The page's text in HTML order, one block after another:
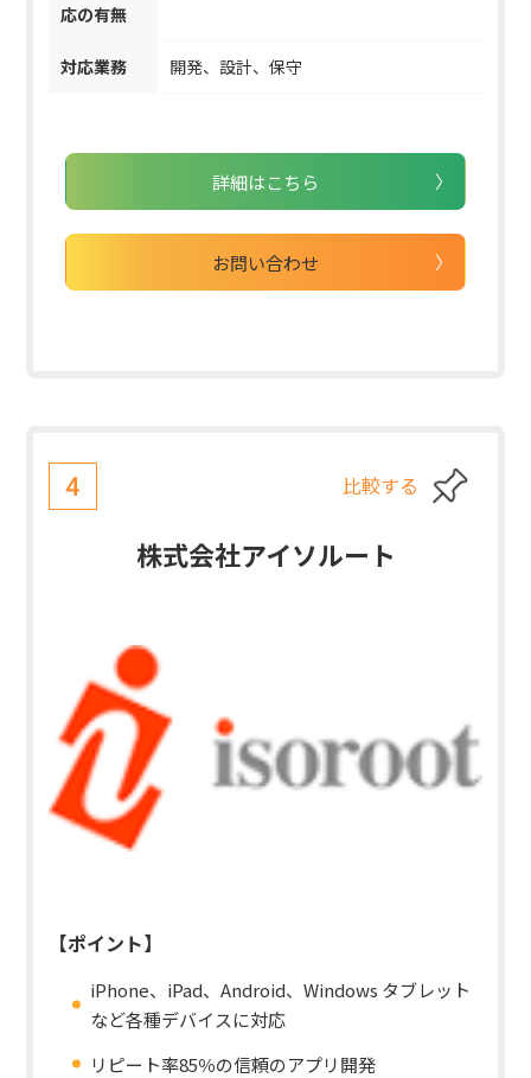
応の有無
対応業務 開発、設計、保守
詳細はこちら
お問い合わせ
4 比較する
株式会社アイソルート
【ポイント】
iPhone、iPad、Android、Windows タブレット
など各種デバイスに対応
リピート率85％の信頼のアプリ開発